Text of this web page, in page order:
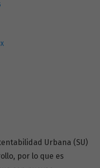
Urbana (SU)
por lo que es